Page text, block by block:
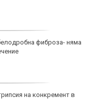
фиброза- няма
на конкремент в